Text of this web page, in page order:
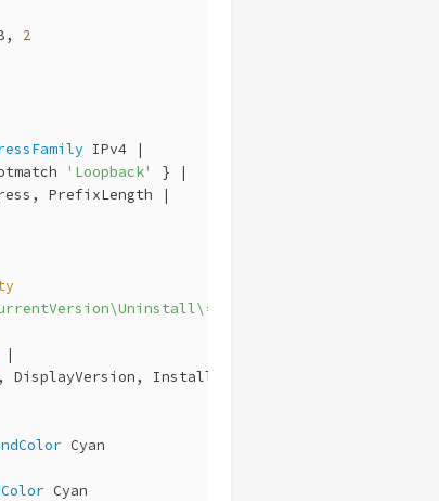
2
IPv4 |
'Loopback'
} |
PrefixLength |
|
DisplayVersion, InstallDate
Cyan
Cyan